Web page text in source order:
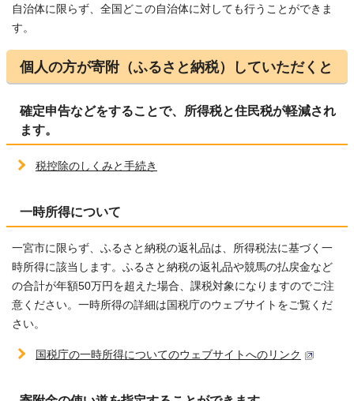
自治体に限らず、全国どこの自治体に対しても行うことができま
す。
個人の方が寄附（ふるさと納税）していただくと
確定申告などをすることで、所得税と住民税が軽減され
ます。
税控除のしくみと手続き
一時所得について
一宮市に限らず、ふるさと納税の返礼品は、所得税法に基づく一
時所得に該当します。ふるさと納税の返礼品や競馬の払戻金など
の合計が年額50万円を超えた場合、課税対象になりますのでご注
意ください。一時所得の詳細は国税庁のウェブサイトをご覧くだ
さい。
国税庁の一時所得についてのウェブサイトへのリンク